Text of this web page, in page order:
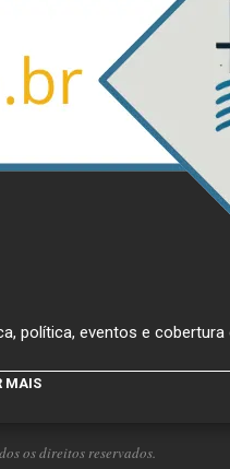
política, eventos e
MAIS
os direitos reservados.